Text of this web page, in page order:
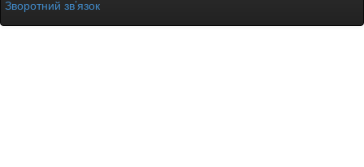
Зворотний зв’язок